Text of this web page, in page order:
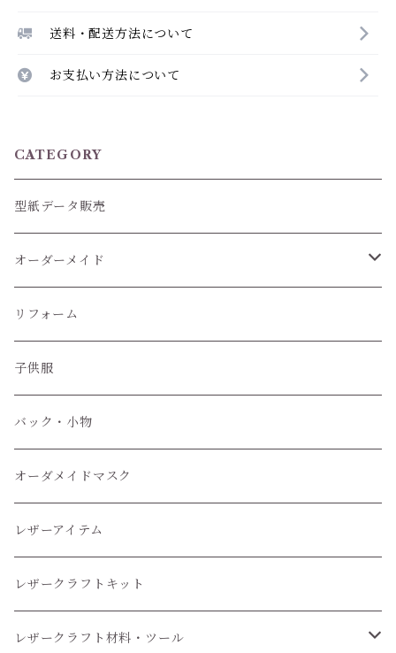
送料・配送方法について
お支払い方法について
CATEGORY
型紙データ販売
オーダーメイド
ぬいぐるみ服
子供服
小物
リフォーム
子供服
バック・小物
オーダメイドマスク
レザーアイテム
レザークラフトキット
レザークラフト材料・ツール